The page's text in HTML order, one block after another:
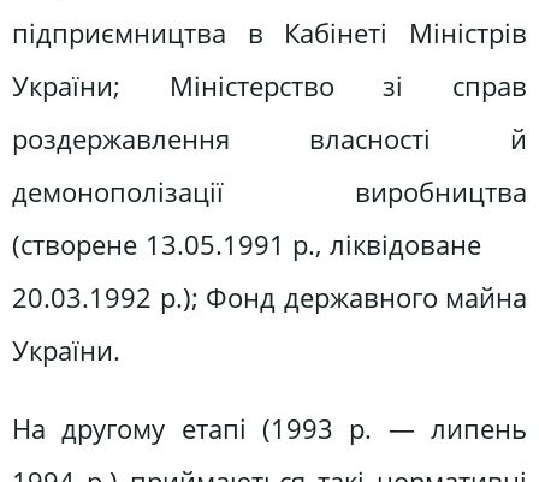
підприємництва в Кабінеті Міністрів
України; Міністерство зі справ
роздержавлення власності й
демонополізації виробництва
(створене 13.05.1991 р., ліквідоване
20.03.1992 р.); Фонд державного майна
України.
На другому етапі (1993 р. — липень